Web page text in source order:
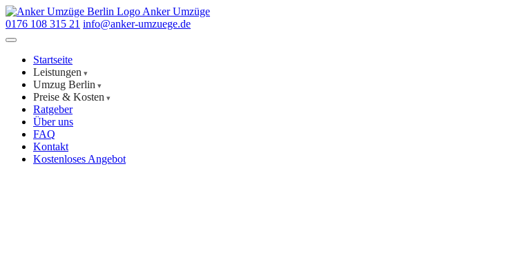
Anker Umzüge
0176 108 315 21 info@anker-umzuege.de
Startseite
Leistungen
Umzug Berlin
Preise & Kosten
Ratgeber
Über uns
FAQ
Kontakt
Kostenloses Angebot